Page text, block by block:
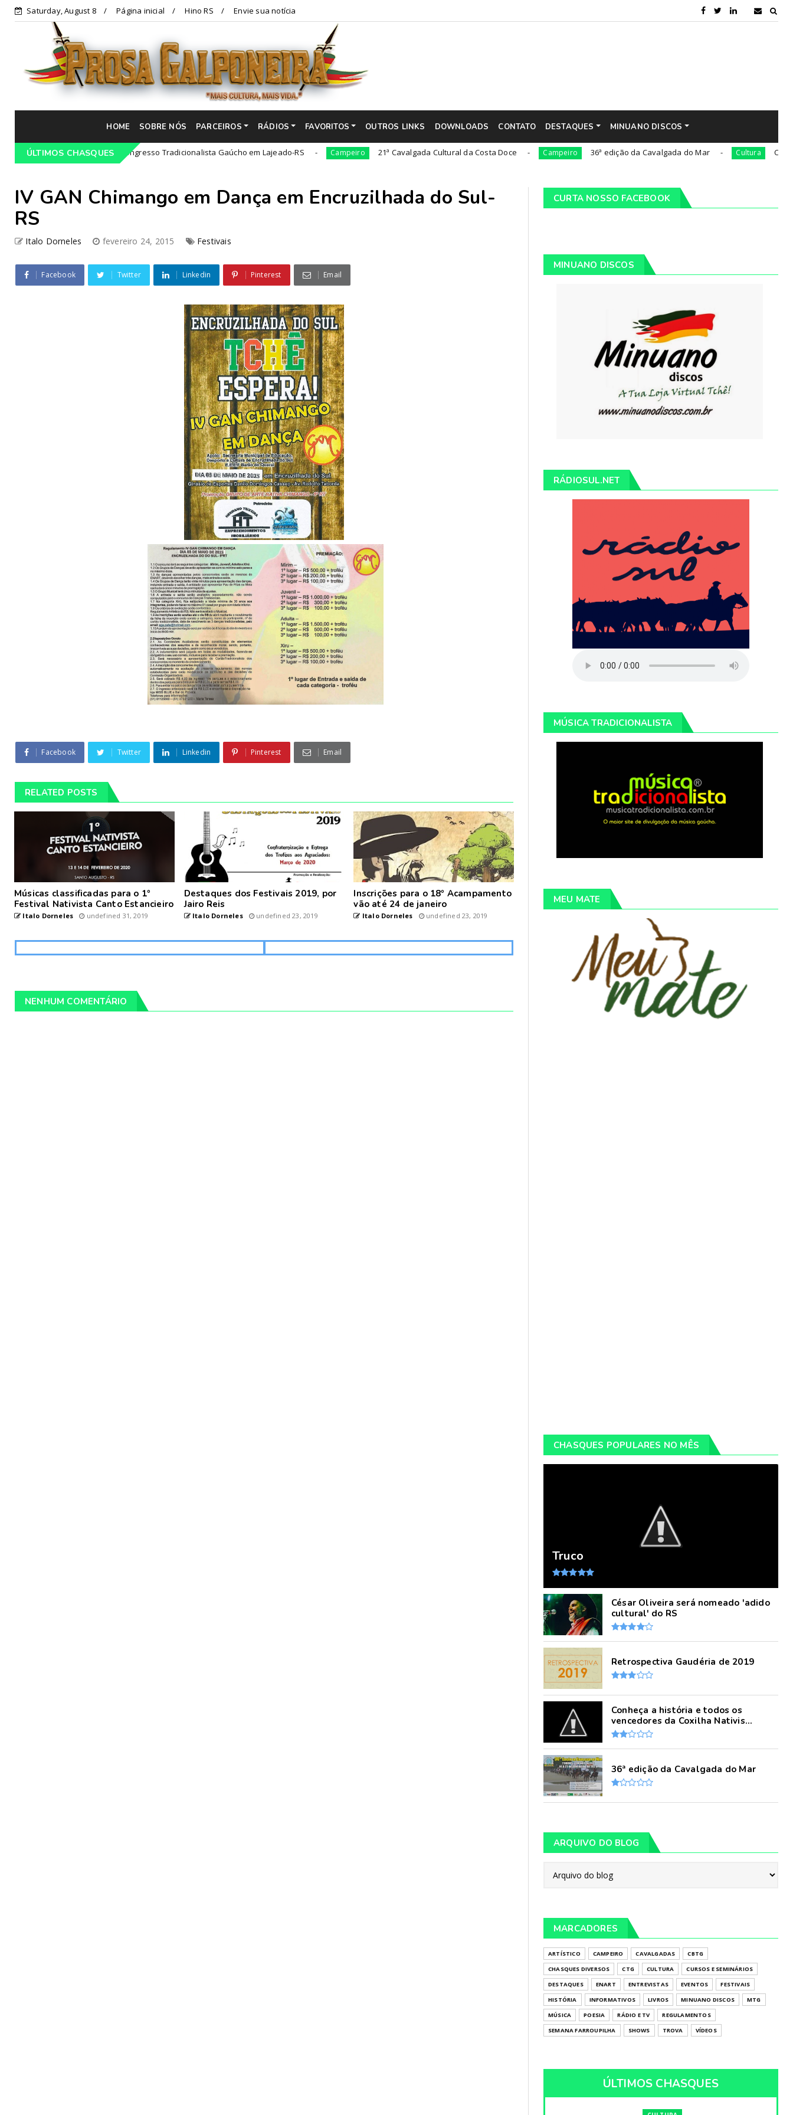
Saturday, August 8 Página inicial Hino RS Envie sua notícia
HOME SOBRE NÓS PARCEIROS RÁDIOS FAVORITOS OUTROS LINKS DOWNLOADS CONTATO DESTAQUES MINUANO DISCOS
ÚLTIMOS CHASQUES
Programação do 68º Congresso Tradicionalista Gaúcho em Lajeado-RS Campeiro 21ª Cavalgada Cultural da Costa Doce Campeiro 36ª edição da Cavalgada do Mar Cultura César Oliveira
IV GAN Chimango em Dança em Encruzilhada do Sul-
RS
Italo Dorneles fevereiro 24, 2015 Festivais
Facebook Twitter Linkedin Pinterest Email
Facebook Twitter Linkedin Pinterest Email
RELATED POSTS
Músicas classificadas para o 1º
Festival Nativista Canto Estancieiro
Italo Dorneles undefined 31, 2019
Destaques dos Festivais 2019, por
Jairo Reis
Italo Dorneles undefined 23, 2019
Inscrições para o 18º Acampamento
vão até 24 de janeiro
Italo Dorneles undefined 23, 2019
NENHUM COMENTÁRIO
CURTA NOSSO FACEBOOK
MINUANO DISCOS
RÁDIOSUL.NET
MÚSICA TRADICIONALISTA
MEU MATE
CHASQUES POPULARES NO MÊS
Truco
César Oliveira será nomeado 'adido
cultural' do RS
Retrospectiva Gaudéria de 2019
Conheça a história e todos os
vencedores da Coxilha Nativis...
36ª edição da Cavalgada do Mar
ARQUIVO DO BLOG
MARCADORES
ARTÍSTICO CAMPEIRO CAVALGADAS
CBTG
CHASQUES DIVERSOS
CTG CULTURA
CURSOS E SEMINÁRIOS
DESTAQUES
ENART ENTREVISTAS EVENTOS
FESTIVAIS
HISTÓRIA
INFORMATIVOS LIVROS MINUANO DISCOS
MTG
MÚSICA
POESIA RÁDIO E TV
REGULAMENTOS
SEMANA FARROUPILHA
SHOWS TROVA VÍDEOS
ÚLTIMOS CHASQUES